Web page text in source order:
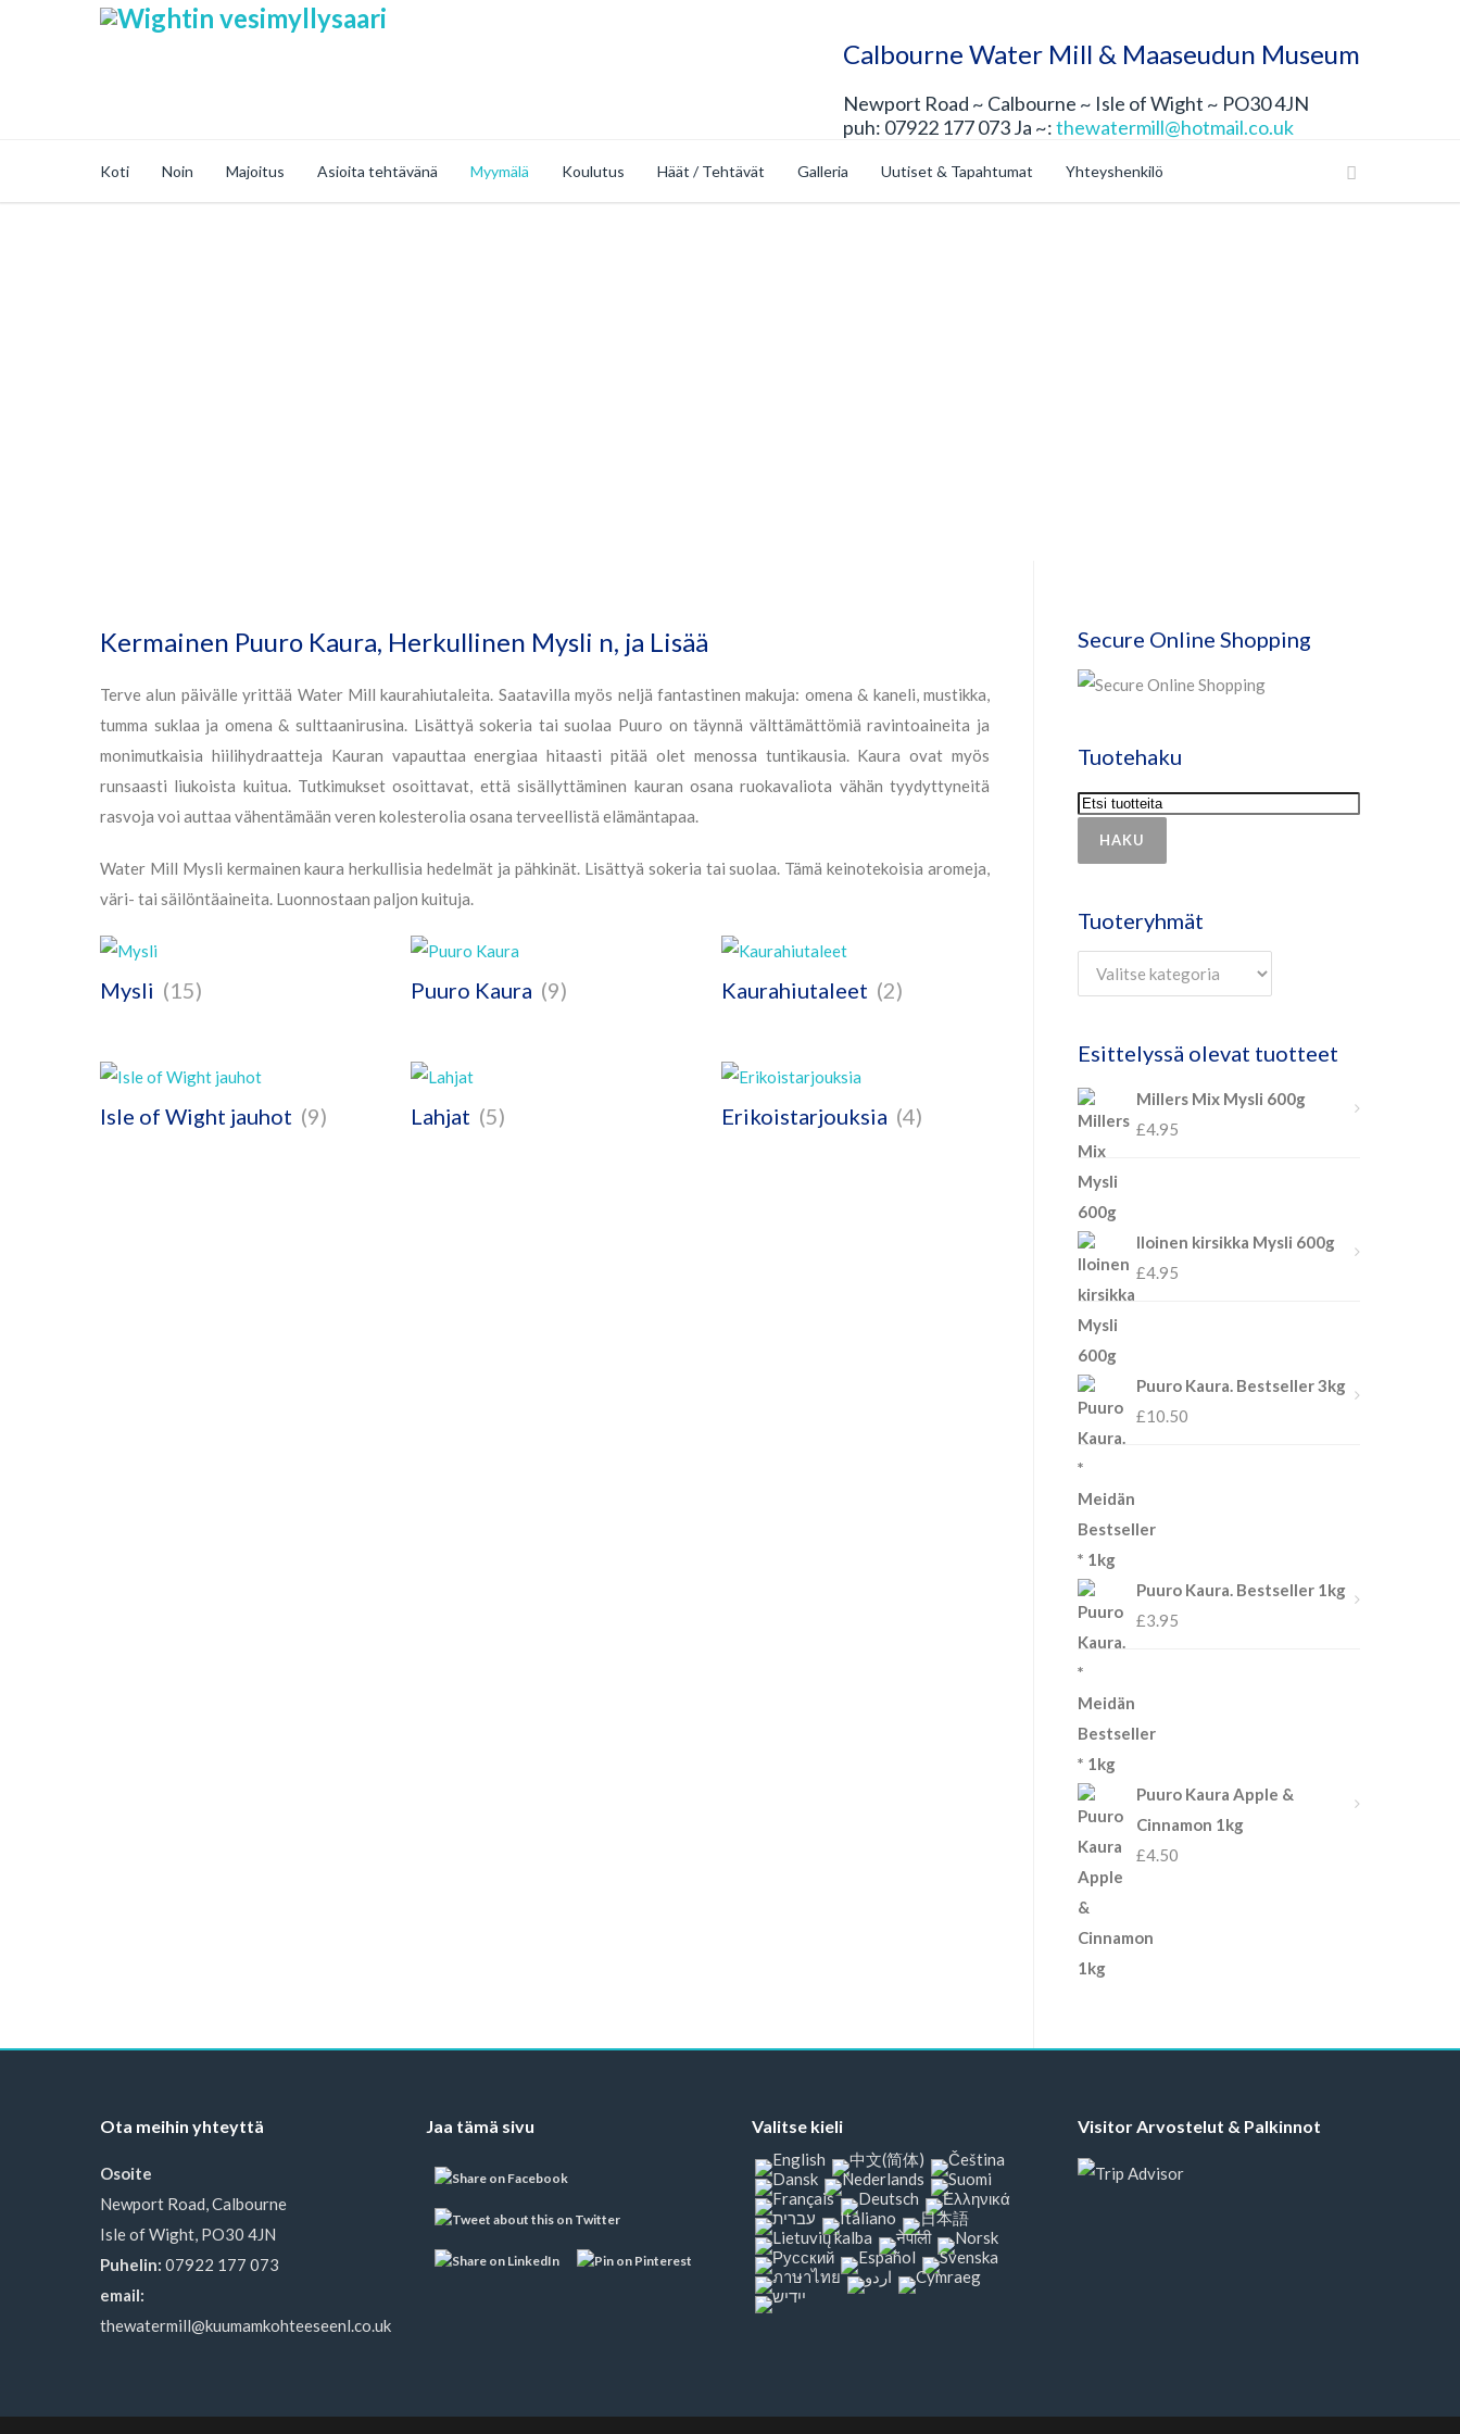
Calbourne Water Mill & Maaseudun Museum
Newport Road ~ Calbourne ~ Isle of Wight ~ PO30 4JN
puh: 07922 177 073 Ja ~:thewatermill@hotmail.co.uk
Koti Noin Majoitus Asioita tehtävänä Myymälä Koulutus Häät / Tehtävät Galleria Uutiset & Tapahtumat Yhteyshenkilö
Kermainen Puuro Kaura, Herkullinen Mysli n, ja Lisää
Terve alun päivälle yrittää Water Mill kaurahiutaleita. Saatavilla myös neljä fantastinen makuja: omena & kaneli, mustikka,
tumma suklaa ja omena & sulttaanirusina. Lisättyä sokeria tai suolaa Puuro on täynnä välttämättömiä ravintoaineita ja
monimutkaisia ​​hiilihydraatteja Kauran vapauttaa energiaa hitaasti pitää olet menossa tuntikausia. Kaura ovat myös
runsaasti liukoista kuitua. Tutkimukset osoittavat, että sisällyttäminen kauran osana ruokavaliota vähän tyydyttyneitä
rasvoja voi auttaa vähentämään veren kolesterolia osana terveellistä elämäntapaa.
Water Mill Mysli kermainen kaura herkullisia hedelmät ja pähkinät. Lisättyä sokeria tai suolaa. Tämä keinotekoisia aromeja,
väri- tai säilöntäaineita. Luonnostaan ​​paljon kuituja.
Mysli (15) Puuro Kaura (9) Kaurahiutaleet (2)
Isle of Wight jauhot (9) Lahjat (5) Erikoistarjouksia (4)
Secure Online Shopping
Tuotehaku
HAKU
Tuoteryhmät
Esittelyssä olevat tuotteet
Millers Mix Mysli 600g
£4.95
Iloinen kirsikka Mysli 600g
£4.95
Puuro Kaura. Bestseller 3kg
£10.50
Puuro Kaura. Bestseller 1kg
£3.95
Puuro Kaura Apple &
Cinnamon 1kg
£4.50
Ota meihin yhteyttä
Osoite
Newport Road, Calbourne
Isle of Wight, PO30 4JN
Puhelin: 07922 177 073
email:
thewatermill@kuumamkohteeseenl.co.uk
Jaa tämä sivu Valitse kieli Visitor Arvostelut & Palkinnot